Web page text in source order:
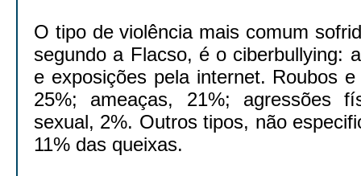
O tipo de violência mais comum
segundo a Flacso, é o ciberbullying:
e exposições pela internet. Roubos
25%; ameaças, 21%; agressões
sexual, 2%. Outros tipos, não
11% das queixas.